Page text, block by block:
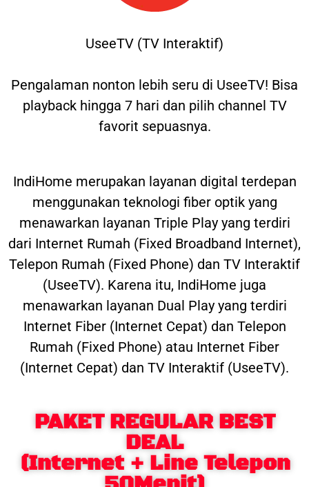
UseeTV (TV Interaktif)
Pengalaman nonton lebih seru di UseeTV! Bisa
playback hingga 7 hari dan pilih channel TV
favorit sepuasnya.
IndiHome merupakan layanan digital terdepan
menggunakan teknologi fiber optik yang
menawarkan layanan Triple Play yang terdiri
dari Internet Rumah (Fixed Broadband Internet),
Telepon Rumah (Fixed Phone) dan TV Interaktif
(UseeTV). Karena itu, IndiHome juga
menawarkan layanan Dual Play yang terdiri
Internet Fiber (Internet Cepat) dan Telepon
Rumah (Fixed Phone) atau Internet Fiber
(Internet Cepat) dan TV Interaktif (UseeTV).
PAKET REGULAR BEST
DEAL
(Internet + Line Telepon